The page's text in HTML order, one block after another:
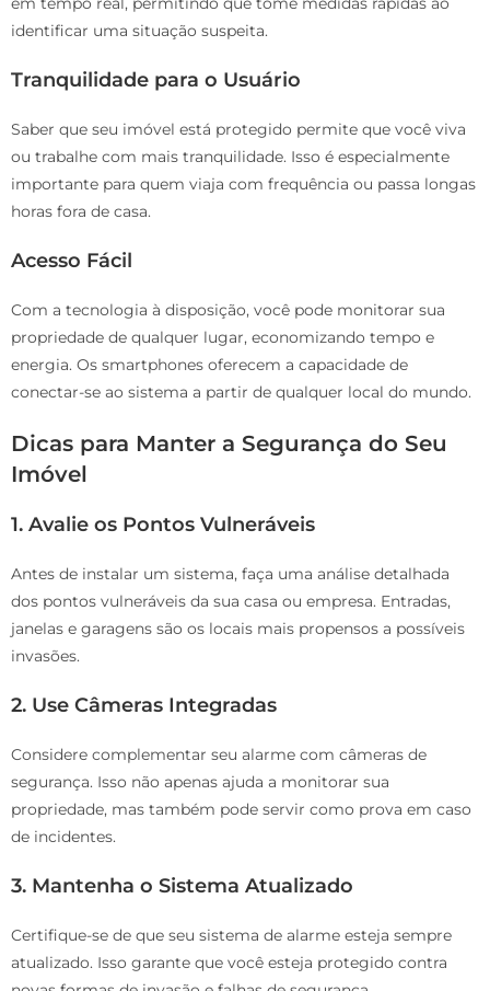
identificar uma situação suspeita.
Tranquilidade para o Usuário
Saber que seu imóvel está protegido permite que você viva
ou trabalhe com mais tranquilidade. Isso é especialmente
importante para quem viaja com frequência ou passa longas
horas fora de casa.
Acesso Fácil
Com a tecnologia à disposição, você pode monitorar sua
propriedade de qualquer lugar, economizando tempo e
energia. Os smartphones oferecem a capacidade de
conectar-se ao sistema a partir de qualquer local do mundo.
Dicas para Manter a Segurança do Seu
Imóvel
1. Avalie os Pontos Vulneráveis
Antes de instalar um sistema, faça uma análise detalhada
dos pontos vulneráveis da sua casa ou empresa. Entradas,
janelas e garagens são os locais mais propensos a possíveis
invasões.
2. Use Câmeras Integradas
Considere complementar seu alarme com câmeras de
segurança. Isso não apenas ajuda a monitorar sua
propriedade, mas também pode servir como prova em caso
de incidentes.
3. Mantenha o Sistema Atualizado
Certifique-se de que seu sistema de alarme esteja sempre
atualizado. Isso garante que você esteja protegido contra